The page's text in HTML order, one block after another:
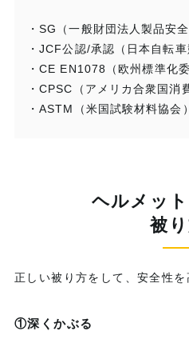
・SG（一般財団法人製品安全
・JCF公認/承認（日本自転車
・CE EN1078（欧州標準化委
・CPSC（アメリカ合衆国消
・ASTM（米国試験材料協会）
ヘルメッ
被
正しい被り方をして、安全性を
①深くかぶる